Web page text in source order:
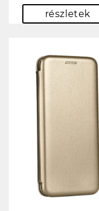
részletek